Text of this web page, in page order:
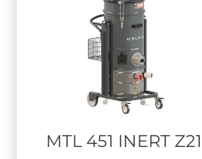
MTL 451 INERT Z21